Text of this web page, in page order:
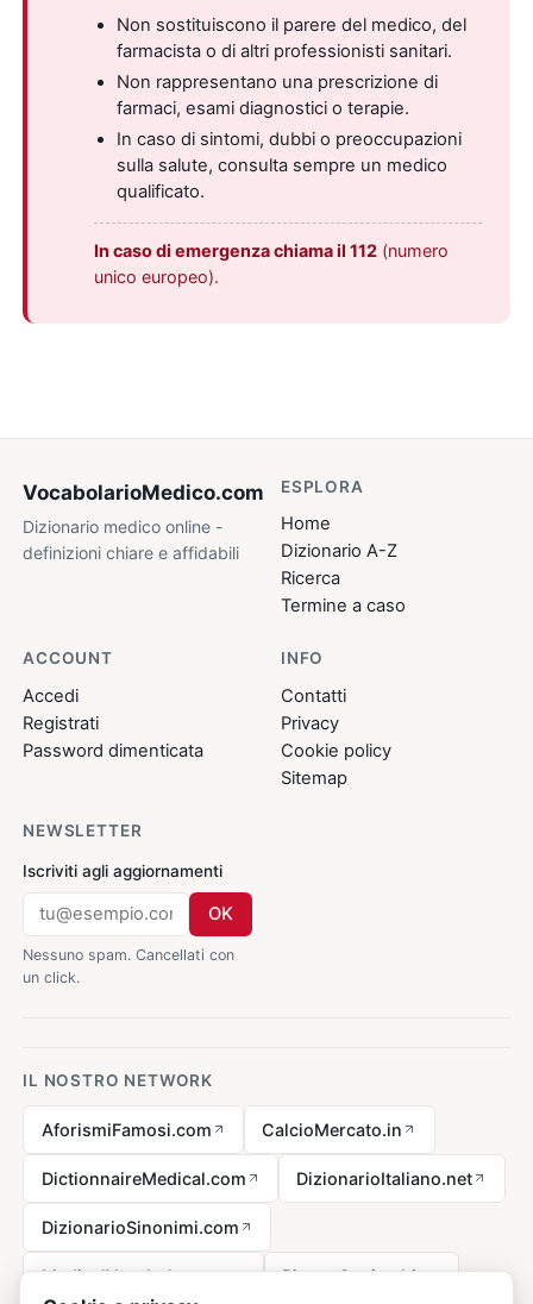
Non sostituiscono il parere del medico, del
farmacista o di altri professionisti sanitari.
Non rappresentano una prescrizione di
farmaci, esami diagnostici o terapie.
In caso di sintomi, dubbi o preoccupazioni
sulla salute, consulta sempre un medico
qualificato.
In caso di emergenza chiama il 112 (numero
unico europeo).
VocabolarioMedico.com
Dizionario medico online -
definizioni chiare e affidabili
ESPLORA
Home
Dizionario A-Z
Ricerca
Termine a caso
ACCOUNT
Accedi
Registrati
Password dimenticata
INFO
Contatti
Privacy
Cookie policy
Sitemap
NEWSLETTER
Iscriviti agli aggiornamenti
OK
Nessuno spam. Cancellati con
un click.
IL NOSTRO NETWORK
AforismiFamosi.com CalcioMercato.in
DictionnaireMedical.com DizionarioItaliano.net
DizionarioSinonimi.com
MedicalVocabulary.org RicetteCucina.biz